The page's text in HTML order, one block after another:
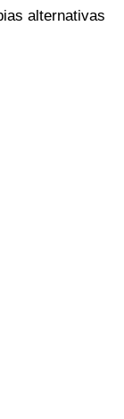
alternativas